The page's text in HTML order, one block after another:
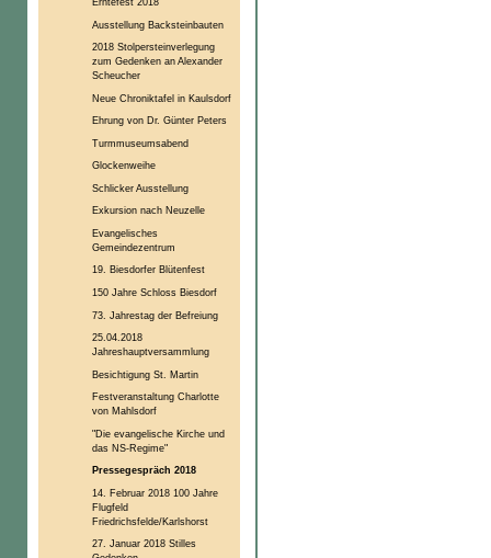
Ausstellung Backsteinbauten
2018 Stolpersteinverlegung
zum Gedenken an Alexander
Scheucher
Neue Chroniktafel in Kaulsdorf
Ehrung von Dr. Günter Peters
Turmmuseumsabend
Glockenweihe
Schlicker Ausstellung
Exkursion nach Neuzelle
Evangelisches
Gemeindezentrum
19. Biesdorfer Blütenfest
150 Jahre Schloss Biesdorf
73. Jahrestag der Befreiung
25.04.2018
Jahreshauptversammlung
Besichtigung St. Martin
Festveranstaltung Charlotte
von Mahlsdorf
"Die evangelische Kirche und
das NS-Regime"
Pressegespräch 2018
14. Februar 2018 100 Jahre
Flugfeld
Friedrichsfelde/Karlshorst
27. Januar 2018 Stilles